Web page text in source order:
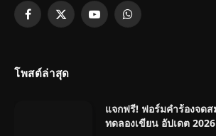
Facebook
X
YouTubeWhatsApp
โพสต์ล่าสุด
แจกฟรี! ฟอร์มคำร้องจด
ทดลองเขียน อัปเดต 2026